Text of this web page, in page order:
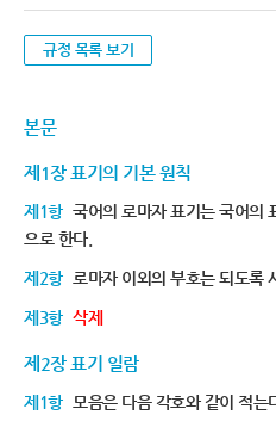
규정 목록 보기
본문
제1장 표기의 기본 원칙
제1항 국어의 로마자 표기는 국어의
으로 한다.
제2항 로마자 이외의 부호는 되도록
제3항 삭제
제2장 표기 일람
제1항 모음은 다음 각호와 같이 적는